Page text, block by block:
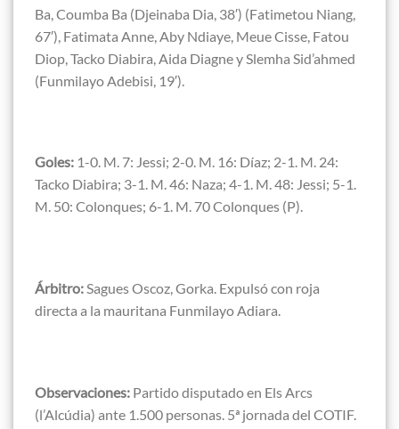
Ba, Coumba Ba (Djeinaba Dia, 38′) (Fatimetou Niang,
67′), Fatimata Anne, Aby Ndiaye, Meue Cisse, Fatou
Diop, Tacko Diabira, Aida Diagne y Slemha Sid’ahmed
(Funmilayo Adebisi, 19′).
Goles: 1-0. M. 7: Jessi; 2-0. M. 16: Díaz; 2-1. M. 24:
Tacko Diabira; 3-1. M. 46: Naza; 4-1. M. 48: Jessi; 5-1.
M. 50: Colonques; 6-1. M. 70 Colonques (P).
Árbitro:Sagues Oscoz, Gorka. Expulsó con roja
directa a la mauritana Funmilayo Adiara.
Observaciones: Partido disputado en Els Arcs
(l’Alcúdia) ante 1.500 personas. 5ª jornada del COTIF.